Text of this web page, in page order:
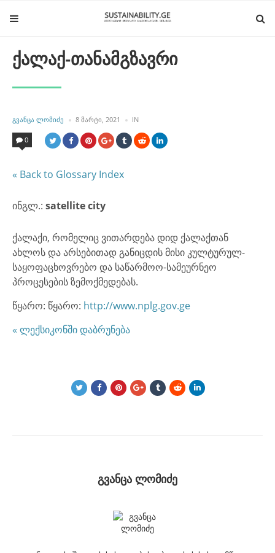
ქალაქ-თანამგზავრი
POSTED
BY
ᲒᲕᲐᲜᲪᲐ ᲚᲝᲛᲘᲫᲔ 8 ᲛᲐᲠᲢᲘ, 2021 INPOSTED
IN
0
« Back to Glossary Index
ინგლ.: satellite city
ქალაქი, რომელიც ვითარდება დიდ ქალაქთან
ახლოს და არსებითად განიცდის მისი კულტურულ-
საყოფაცხოვრებო და საწარმოო-სამეურნეო
პროცესების ზემოქმედებას.
წყარო: წყარო: http://www.nplg.gov.ge
« ლექსიკონში დაბრუნება
გვანცა ლომიძე